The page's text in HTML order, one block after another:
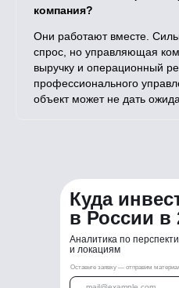
компания?
Они работают вместе.
спрос, но управляющая
выручку и операционный
профессионального
объект может не дать
Куда
в России в
Аналитика по
и локациям
Оставьте заявку — отправим